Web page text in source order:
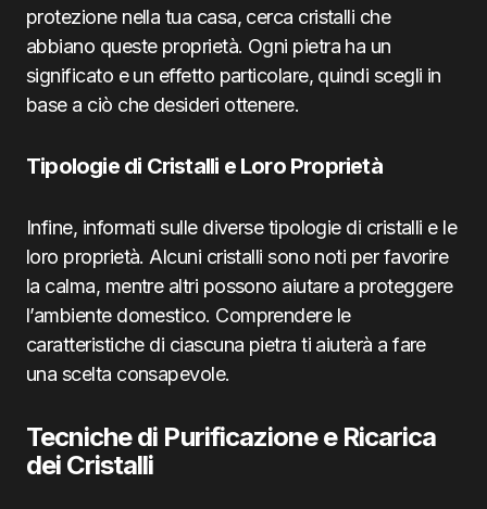
protezione nella tua casa, cerca cristalli che
abbiano queste proprietà. Ogni pietra ha un
significato e un effetto particolare, quindi scegli in
base a ciò che desideri ottenere.
Tipologie di Cristalli e Loro Proprietà
Infine, informati sulle diverse tipologie di cristalli e le
loro proprietà. Alcuni cristalli sono noti per favorire
la calma, mentre altri possono aiutare a proteggere
l’ambiente domestico. Comprendere le
caratteristiche di ciascuna pietra ti aiuterà a fare
una scelta consapevole.
Tecniche di Purificazione e Ricarica
dei Cristalli